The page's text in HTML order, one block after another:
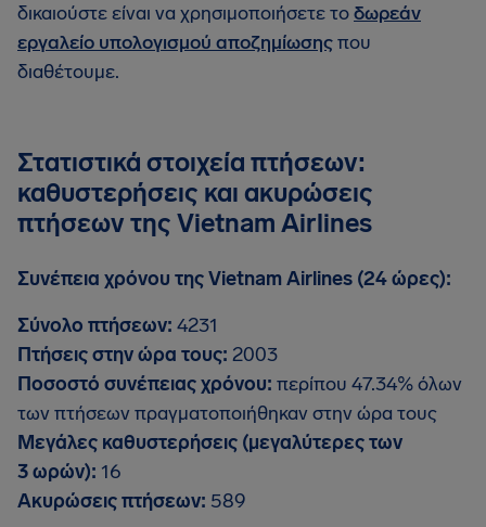
δικαιούστε είναι να χρησιμοποιήσετε τοδωρεάν
εργαλείο υπολογισμού αποζημίωσηςπου
διαθέτουμε.
Στατιστικά στοιχεία πτήσεων:
καθυστερήσεις και ακυρώσεις
πτήσεων της Vietnam Airlines
Συνέπεια χρόνου της Vietnam Airlines (24 ώρες):
Σύνολο πτήσεων: 4231
Πτήσεις στην ώρα τους: 2003
Ποσοστό συνέπειας χρόνου: περίπου 47.34% όλων
των πτήσεων πραγματοποιήθηκαν στην ώρα τους
Μεγάλες καθυστερήσεις (μεγαλύτερες των
3 ωρών): 16
Ακυρώσεις πτήσεων: 589